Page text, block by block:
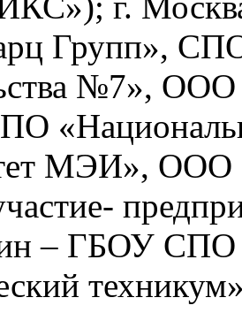
Групп»,
№7»,
МЭИ»,
– ГБОУ СПО